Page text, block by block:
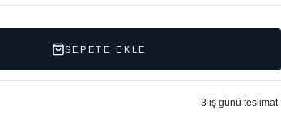
SEPETE EKLE
3 iş günü teslimat